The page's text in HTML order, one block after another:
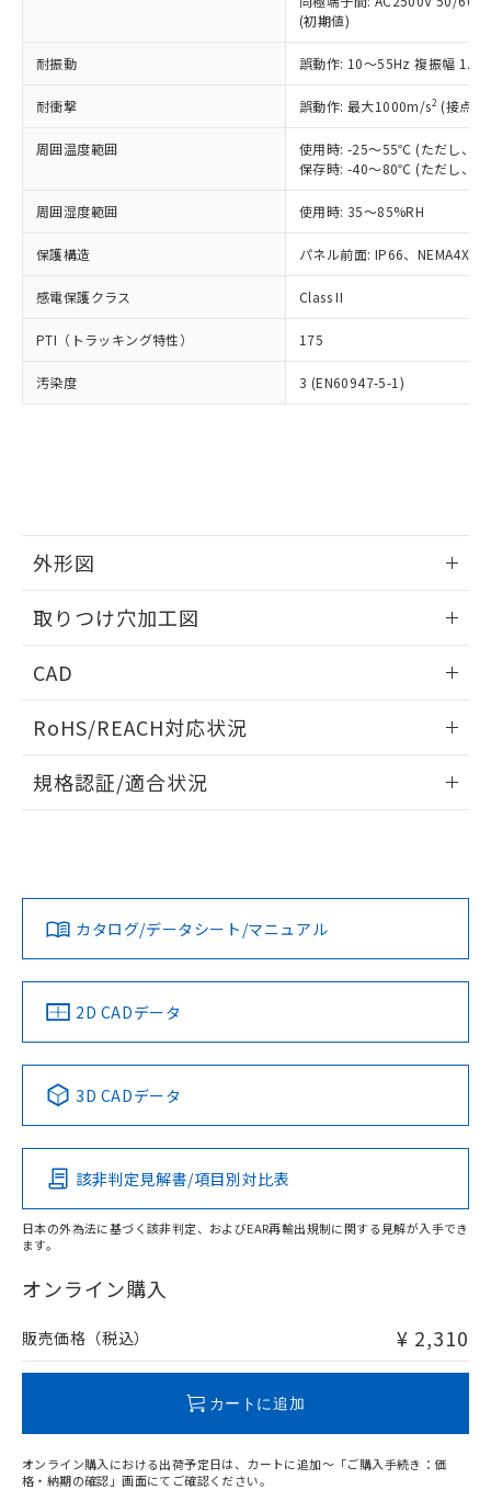
(初期値)
耐振動 誤動作: 10～55Hz 複振幅
耐衝撃 誤動作: 最大1000m/s2 (接点
周囲温度範囲
使用時: -25～55℃ (ただし、氷
保存時: -40～80℃ (ただし、氷
周囲湿度範囲 使用時: 35～85%RH
保護構造 パネル前面: IP66、NEMA4X,
感電保護クラス Class II
PTI（トラッキング特性） 175
汚染度 3 (EN60947-5-1)
外形図
取りつけ穴加工図
CAD
ドすることができます。
ログイン/会員登録
ダウンロードデータをご利用いただく前に、以下を必ずお読
みください。
ソフトウェアの使用条件
RoHS/REACH対応状況
EU RoHS 注意事項・凡例
対応済み
中国 RoHS 注意事項・凡例
Pb Hg Cd Cr(VI)
O
在庫等で未対応品が混在する可能性があります。
問い合わせください。
規格認証/適合状況
LR型式承認
（イギリス
船舶規格）
DNV型式承認
（ノルウェー
BV型式承認
（フランス
KR型式
（韓国
No No No No
この製品の規格認証/適合状況ページへ
その他の認証はこちらのページからご検索ください
カタログ/データシート/マニュアル
2D CADデータ
3D CADデータ
該非判定見解書/項目別対比表
日本の外為法に基づく該非判定、およびEAR再輸出規制に関する見解が入手でき
ます。
オンライン購入
販売価格（税込） ¥ 2,310
カートに追加
オンライン購入における出荷予定日は、カートに追加～「ご購入手続き：価
格・納期の確認」画面にてご確認ください。
正式な納期状況および標準価格はお客
様のお取引先、またはお客様担当のオ
ムロン制御機器販売店・当社販売員に
オムロン制御機器販売店や当社販売拠
販売ネットワーク
」をご確認
事前の承諾なく第三者に漏洩または開
示しないようお願いします。
マイパーツ機能（部品リスト作成サー
ビス）をご利用いただくには、I-Web
メンバーズにご登録されている必要が
あります。
お客様が当ウェブサイト上で当社にご
登録された部品リストについて、当社
および当社の共同利用者が、当社の製
(PBDE) 1000ppm以下、フタル酸ビス(2-エチルヘキシ
ル) (DEHP)(別名：DOP) 1000ppm以下、フタル酸ブチ
（DBP） 1000ppm以下、フタル酸ジイソブチル
但し、RoHS指令で産業用監視および制御機器に対する
フタル酸エステル類の４物質については閾値を超える意
図的な使用がないことを確認しています。
※2 対応予定月
部品在庫の切り替え状況などにより、予定
月が前後することがあります。
※3 非含有証明書ダウンロード
※本証明書は発行日時点で非含有を証明す
るもので、過去に遡って非含有を証明する
また、RoHS指令のフタル酸エステル類４
物質の対応では、対応完了までの期間は出
荷製品に未対応品が混在することから備考
既に当社にて対応品への在庫切替を完了
していることから、特段のことがない限
り、2022年1月12日より割愛しておりま
ニル類) : 1000ppm、 PBDEs(ポリ臭化ジフェニルエーテ
イソブチル) : 1000ppm、 BBP(フタル酸ブチルベンジ
DEHP(フタル酸ビス(2-エチルヘキシル)) : 1000ppm
「ｅ」：有害物質（10物質）のすべてが基
準値以下であることを示します。
「10」：通常の使用状況下において有害物
質が外部に漏えいし、環境に深刻な影響を
及ぼさない年数を意味します。
い合わせください。
当社は規制貨物を破棄する場合は、完
全に破砕するなど、違法に輸出されな
いよう必要な手段を講じます。
当社は貴社製品を、核兵器、ミサイ
ル、化学兵器、生物兵器またはその他
武器並びにこれらの製造装置等に一切
当社は、貴社製品を第三者に販売する
場合は、上記1、2および3の内容を当
該第三者に通知します。また当社は、
販売先および販売に係わる関係者が違
り引きをいたしません。
一定数以上の在庫あり
一定数には満たないが在庫あり
在庫なし(最新の在庫状況につ
いては、お客様のお取引先、ま
たはお客様担当のオムロン制御
機器販売店・当社販売員にご確
白
受注生産機種、また在庫状況の
情報を公開していない機種